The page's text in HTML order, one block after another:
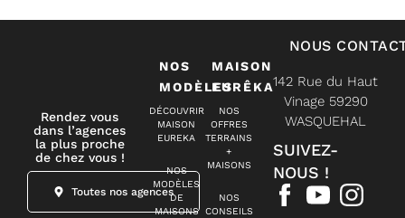
Rendez vous
dans l’agences
la plus proche
de chez vous !
Toutes nos agences
NOS
MODÈLES
DÉCOUVRIR
MAISON
EUREKA
NOS
MODÈLES
DE
MAISONS
MAISON
EURÊKA
NOS
OFFRES
TERRAINS
+
MAISONS
NOS
CONSEILS
NOUS
142 Rue du Haut
Vinage 59290
WASQUEHAL
SUIVEZ-
NOUS !